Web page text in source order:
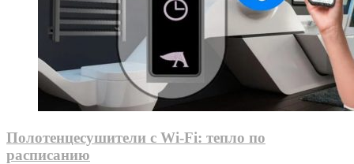
Полотенцесушители с Wi-Fi: тепло по
расписанию